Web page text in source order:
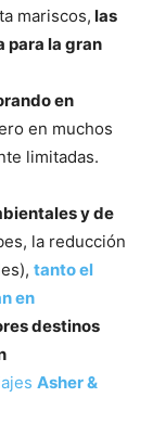
mariscos, las
para la gran
en
en muchos
limitadas.
y de
la reducción
tanto el
en
destinos
Asher &